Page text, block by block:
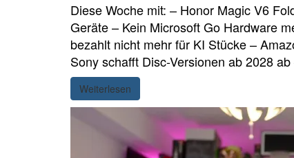
Diese Woche mit: – Honor Magic V6
Geräte – Kein Microsoft Go Hardware
bezahlt nicht mehr für KI Stücke –
Sony schafft Disc-Versionen ab 2028
Weiterlesen